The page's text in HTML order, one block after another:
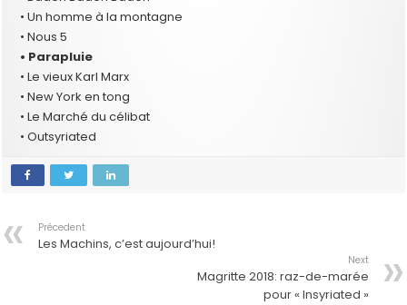
• Un homme à la montagne
• Nous 5
• Parapluie
• Le vieux Karl Marx
• New York en tong
• Le Marché du célibat
• Outsyriated
Précedent
Les Machins, c’est aujourd’hui!
Next
Magritte 2018: raz-de-marée
pour « Insyriated »